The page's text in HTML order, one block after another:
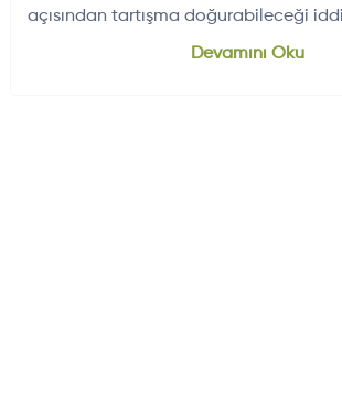
açısından tartışma doğurabileceği
Devamını Oku